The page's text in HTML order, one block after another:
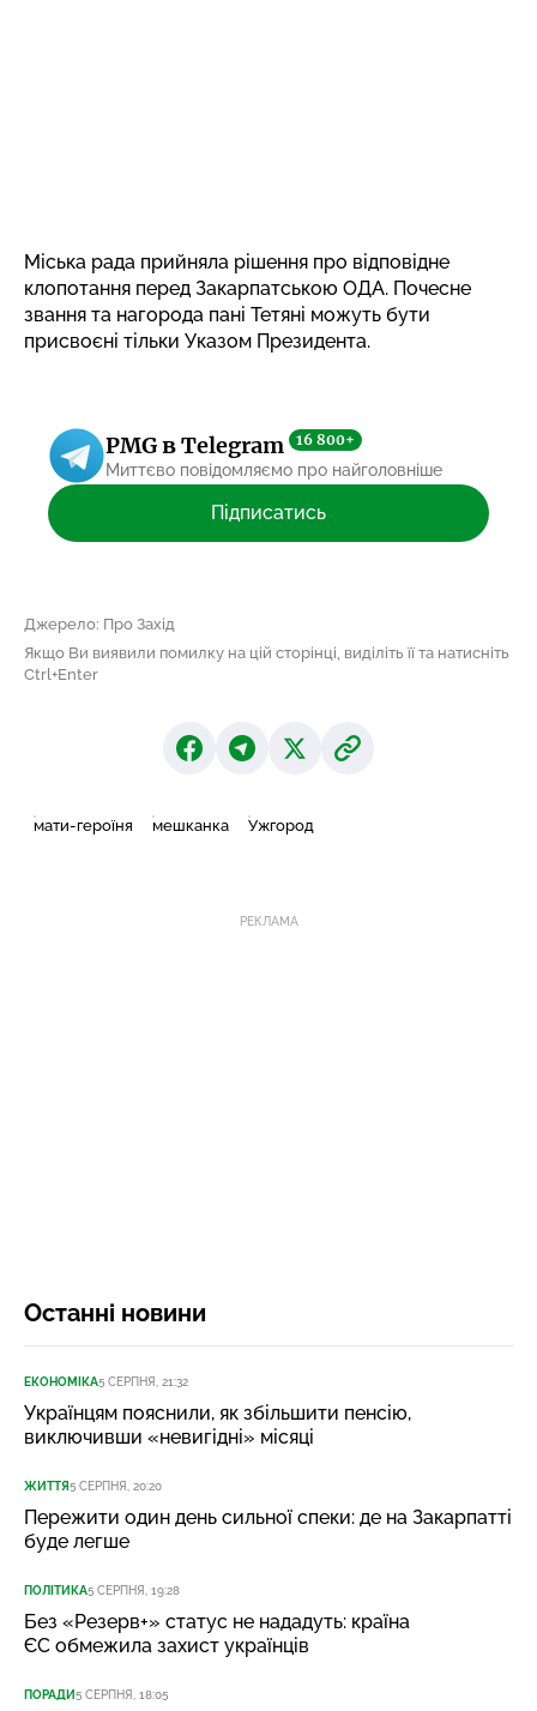
Міська рада прийняла рішення про відповідне
клопотання перед Закарпатською ОДА. Почесне
звання та нагорода пані Тетяні можуть бути
присвоєні тільки Указом Президента.
PMG в Telegram 16 800+
Миттєво повідомляємо про найголовніше
Підписатись
Джерело: Про Захід
Якщо Ви виявили помилку на цій сторінці, виділіть її та натисніть
Ctrl+Enter
мати-героїня мешканка Ужгород
РЕКЛАМА
Останні новини
ЕКОНОМІКА5 СЕРПНЯ, 21:32
Українцям пояснили, як збільшити пенсію,
виключивши «невигідні» місяці
ЖИТТЯ5 СЕРПНЯ, 20:20
Пережити один день сильної спеки: де на Закарпатті
буде легше
ПОЛІТИКА5 СЕРПНЯ, 19:28
Без «Резерв+» статус не нададуть: країна
ЄС обмежила захист українців
ПОРАДИ5 СЕРПНЯ, 18:05